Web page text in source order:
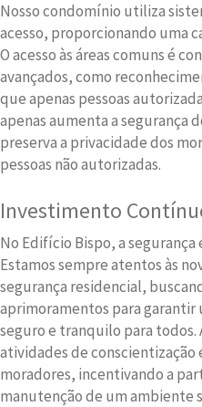
Nosso condomínio utiliza
acesso, proporcionando uma
O acesso às áreas comuns é
avançados, como
que apenas pessoas
apenas aumenta a segurança
preserva a privacidade dos
pessoas não autorizadas.
Investimento
No Edifício Bispo, a
Estamos sempre atentos às
segurança residencial,
aprimoramentos para garantir
seguro e tranquilo para todos.
atividades de conscientização
moradores, incentivando a
manutenção de um ambiente